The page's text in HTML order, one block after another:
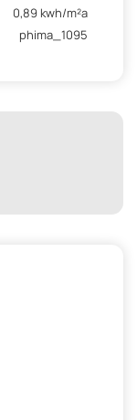
0,89 kwh/m²a
phima_1095